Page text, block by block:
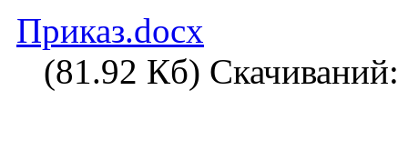
Приказ.docx
(81.92 Кб) Скачиваний: